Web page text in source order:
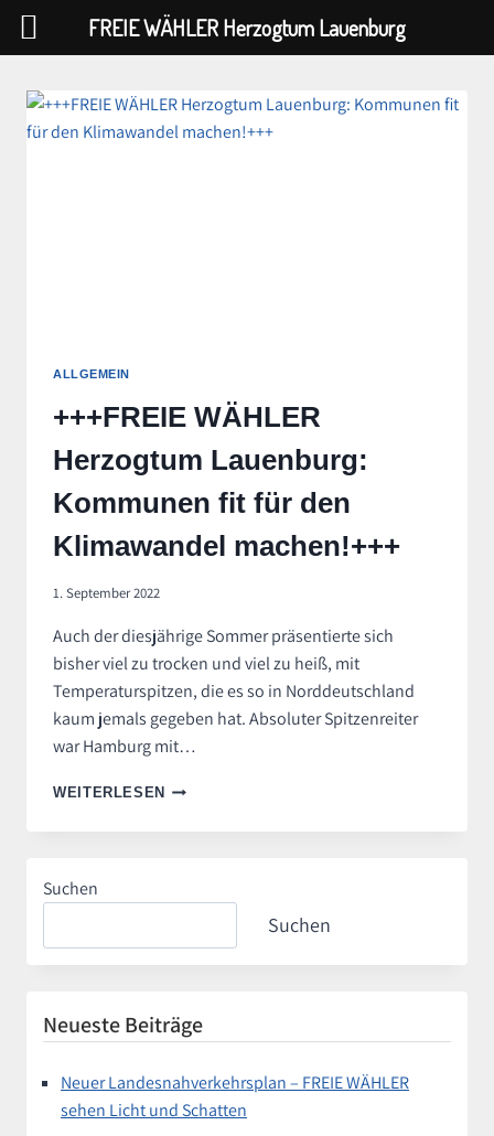
Inhalt
springen
ALLGEMEIN
+++FREIE WÄHLER
Herzogtum Lauenburg:
Kommunen fit für den
Klimawandel machen!+++
1. September 2022
Auch der diesjährige Sommer präsentierte sich
bisher viel zu trocken und viel zu heiß, mit
Temperaturspitzen, die es so in Norddeutschland
kaum jemals gegeben hat. Absoluter Spitzenreiter
war Hamburg mit…
WEITERLESEN
+++FREIE
HERZOGTUM
KLIMAWANDEL
Suchen
Suchen
Neueste Beiträge
Neuer Landesnahverkehrsplan – FREIE WÄHLER
sehen Licht und Schatten
FREIE WÄHLER Herzogtum Lauenburg